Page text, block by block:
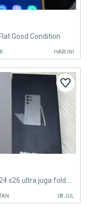
Good Condition
HARI INI
08 JUL